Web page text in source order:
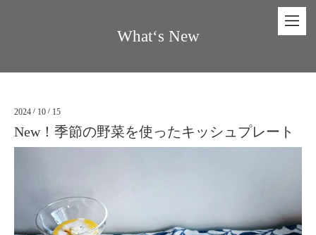
What‘s New
2024 / 10 / 15
New！季節の野菜を使ったキッシュプレート